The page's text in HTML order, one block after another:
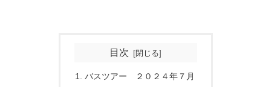
目次
バスツアー ２０２４年７月